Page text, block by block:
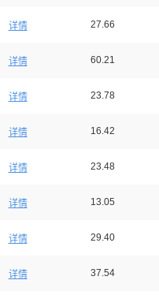
详情 27.66
详情 60.21
详情 23.78
详情 16.42
详情 23.48
详情 13.05
详情 29.40
详情 37.54